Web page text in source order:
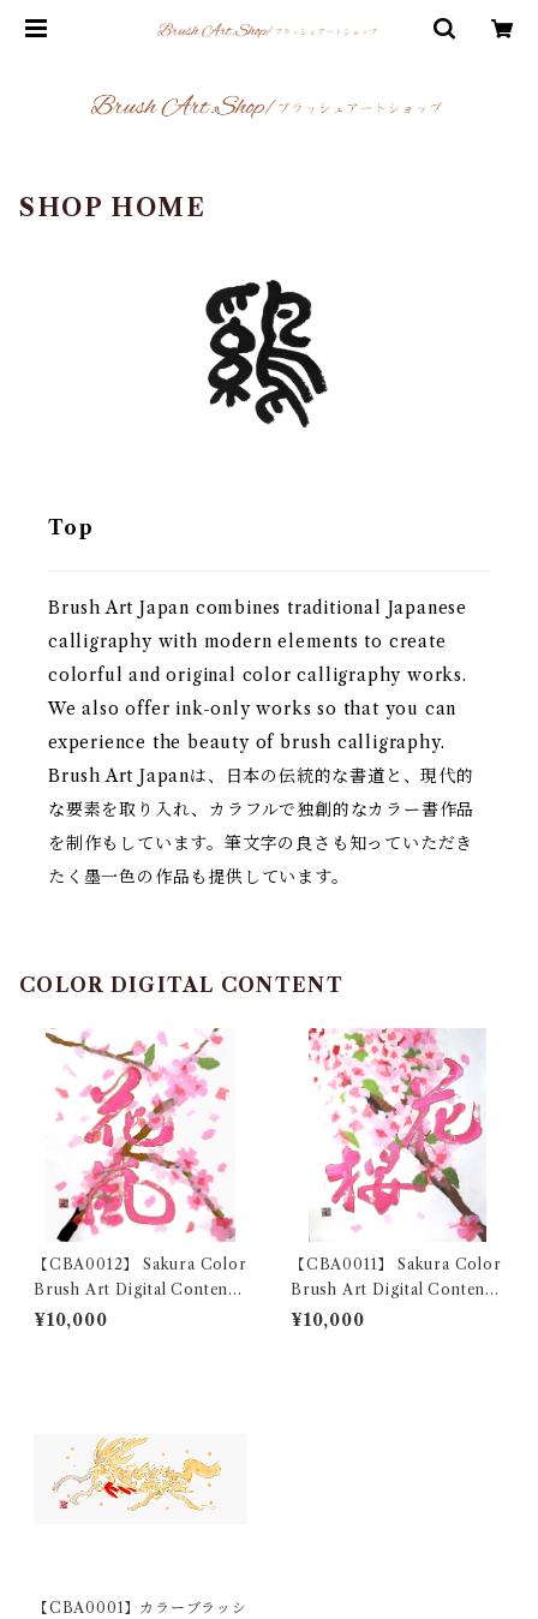
SHOP HOME
Top
Brush Art Japan combines traditional Japanese
calligraphy with modern elements to create
colorful and original color calligraphy works.
We also offer ink-only works so that you can
experience the beauty of brush calligraphy.
Brush Art Japanは、日本の伝統的な書道と、現代的
な要素を取り入れ、カラフルで独創的なカラー書作品
を制作もしています。筆文字の良さも知っていただき
たく墨一色の作品も提供しています。
COLOR DIGITAL CONTENT
【CBA0012】 Sakura Color
Brush Art Digital Content/
カラーブラッシュアートデジ
¥10,000
【CBA0011】 Sakura Color
Brush Art Digital Content/
カラーブラッシュアートデジ
¥10,000
【CBA0001】カラーブラッシ